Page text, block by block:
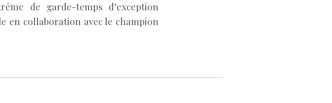
de garde-temps d’exception
en collaboration avec le champion